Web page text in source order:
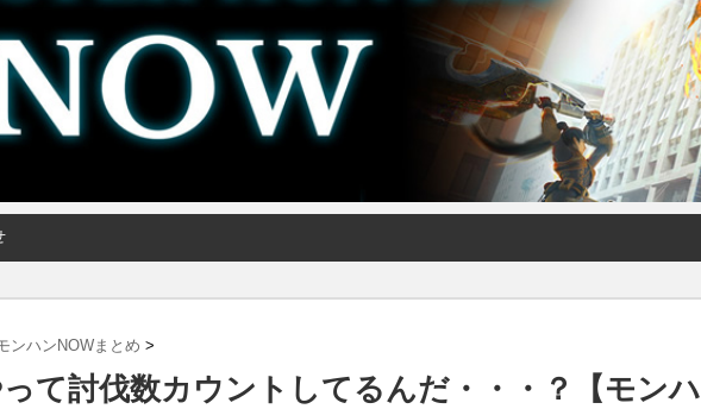
ンハンNOWまとめ >
って討伐数カウントしてるんだ・・・？【モンハ